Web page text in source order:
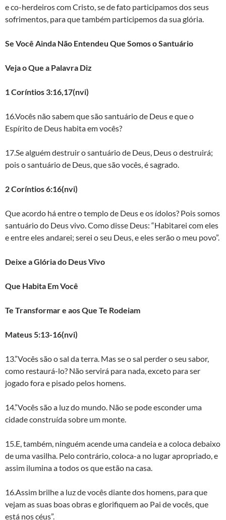
e co-herdeiros com Cristo, se de fato participamos dos seus
sofrimentos, para que também participemos da sua glória.
Se Você Ainda Não Entendeu Que Somos o Santuário
Veja o Que a Palavra Diz
1 Coríntios 3:16,17(nvi)
16.Vocês não sabem que são santuário de Deus e que o
Espírito de Deus habita em vocês?
17.Se alguém destruir o santuário de Deus, Deus o destruirá;
pois o santuário de Deus, que são vocês, é sagrado.
2 Coríntios 6:16(nvi)
Que acordo há entre o templo de Deus e os ídolos? Pois somos
santuário do Deus vivo. Como disse Deus: “Habitarei com eles
e entre eles andarei; serei o seu Deus, e eles serão o meu povo”.
Deixe a Glória do Deus Vivo
Que Habita Em Você
Te Transformar e aos Que Te Rodeiam
Mateus 5:13-16(nvi)
13.”Vocês são o sal da terra. Mas se o sal perder o seu sabor,
como restaurá-lo? Não servirá para nada, exceto para ser
jogado fora e pisado pelos homens.
14.”Vocês são a luz do mundo. Não se pode esconder uma
cidade construída sobre um monte.
15.E, também, ninguém acende uma candeia e a coloca debaixo
de uma vasilha. Pelo contrário, coloca-a no lugar apropriado, e
assim ilumina a todos os que estão na casa.
16.Assim brilhe a luz de vocês diante dos homens, para que
vejam as suas boas obras e glorifiquem ao Pai de vocês, que
está nos céus”.